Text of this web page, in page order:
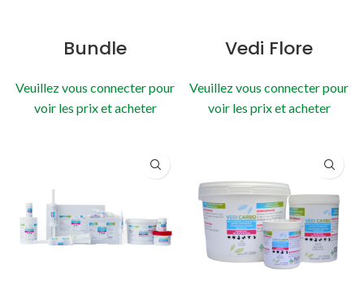
Bundle
Veuillez vous connecter pour
voir les prix et acheter
Vedi Flore
Veuillez vous connecter pour
voir les prix et acheter